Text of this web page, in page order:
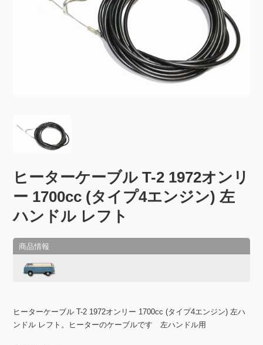
ヒーターケーブル T-2 1972オンリ
ー 1700cc (タイプ4エンジン) 左
ハンドル レフト
ヒーターケーブル T-2 1972オンリー 1700cc (タイプ4エンジン) 左ハ
ンドル レフト。ヒーターのケーブルです 左ハンドル用